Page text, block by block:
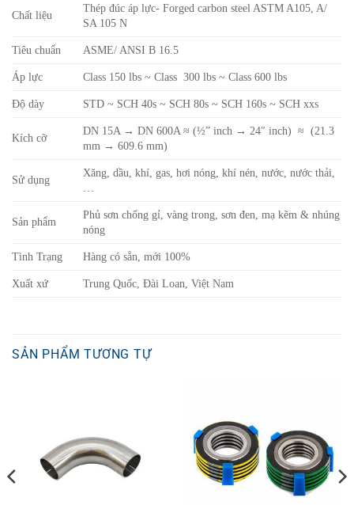
Chất liệu
Thép đúc áp lực- Forged carbon steel ASTM A105, A/
SA 105 N
Tiêu chuẩn ASME/ ANSI B 16.5
Áp lực Class 150 lbs ~ Class 300 lbs ~ Class 600 lbs
Độ dày STD ~ SCH 40s ~ SCH 80s ~ SCH 160s ~ SCH xxs
Kích cỡ
DN 15A → DN 600A ≈ (½” inch → 24″ inch) ≈ (21.3
mm → 609.6 mm)
Sử dụng
Xăng, dầu, khí, gas, hơi nóng, khí nén, nước, nước thải,
Sản phẩm
Phủ sơn chống gỉ, vàng trong, sơn đen, mạ kẽm & nhúng
nóng
Tình Trạng Hàng có sẵn, mới 100%
Xuất xứ Trung Quốc, Đài Loan, Việt Nam
SẢN PHẨM TƯƠNG TỰ